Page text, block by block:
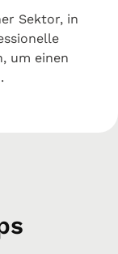
Sektor, in
um einen